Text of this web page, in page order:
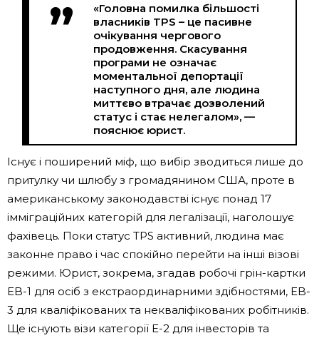
«Головна помилка більшості
власників TPS – це пасивне
очікування чергового
продовження. Скасування
програми не означає
моментальної депортації
наступного дня, але людина
миттєво втрачає дозволений
статус і стає нелегалом», —
пояснює юрист.
Існує і поширений міф, що вибір зводиться лише до
притулку чи шлюбу з громадянином США, проте в
американському законодавстві існує понад 17
імміграційних категорій для легалізації, наголошує
фахівець. Поки статус TPS активний, людина має
законне право і час спокійно перейти на інші візові
режими. Юрист, зокрема, згадав робочі грін-картки
EB-1 для осіб з екстраординарними здібностями, EB-
3 для кваліфікованих та некваліфікованих робітників.
Ще існують візи категорії E-2 для інвесторів та